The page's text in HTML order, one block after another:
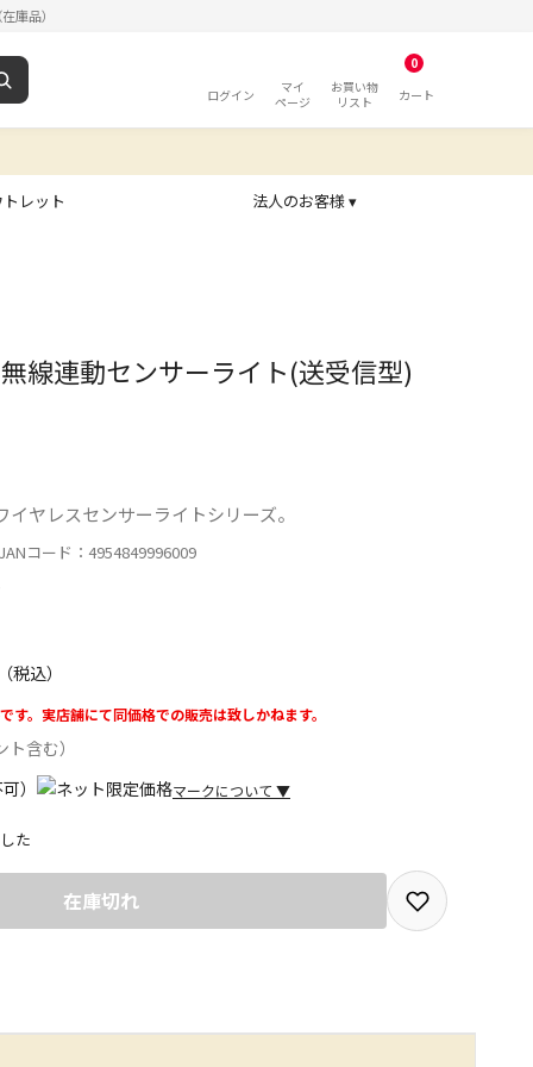
庫品）
ログイン
マイ
ページ
お買い物
リスト
0
カート
レット 法人のお客様 ▾
線連動センサーライト(送受信型)
ヤレスセンサーライトシリーズ。
コード：4954849996009
（税込）
。実店舗にて同価格での販売は致しかねます。
含む）
マークについて ▼
で受取ができる商品です（宅配便でのお届けができませ
た
在庫切れ